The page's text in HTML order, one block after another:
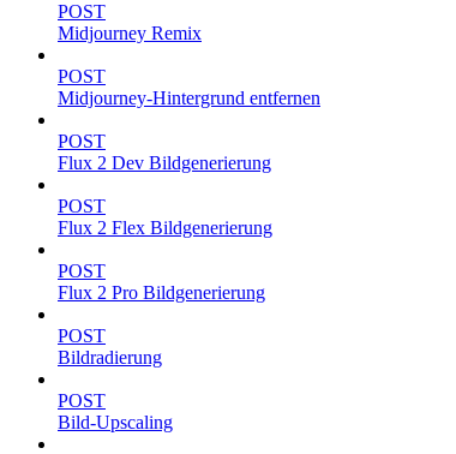
POST
Midjourney Remix
POST
Midjourney-Hintergrund entfernen
POST
Flux 2 Dev Bildgenerierung
POST
Flux 2 Flex Bildgenerierung
POST
Flux 2 Pro Bildgenerierung
POST
Bildradierung
POST
Bild-Upscaling